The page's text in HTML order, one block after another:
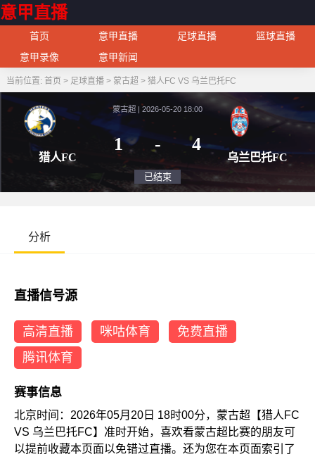
意甲直播
首页 意甲直播 足球直播
篮球直播
意甲录像
意甲新闻
当前位置: 首页 > 足球直播> 蒙古超 > 猎人FC VS 乌兰巴托FC
猎人FC
蒙古超 | 2026-05-20 18:00
1
乌兰
分析
直播信号源
高清直播 咪咕体育
免费直播
腾讯体育
赛事信息
北京时间：2026年05月20日 18时00分，蒙古超【猎人FC
VS 乌兰巴托FC】准时开始，喜欢看蒙古超比赛的朋友可
以提前收藏本页面以免错过直播。还为您在本页面索引了